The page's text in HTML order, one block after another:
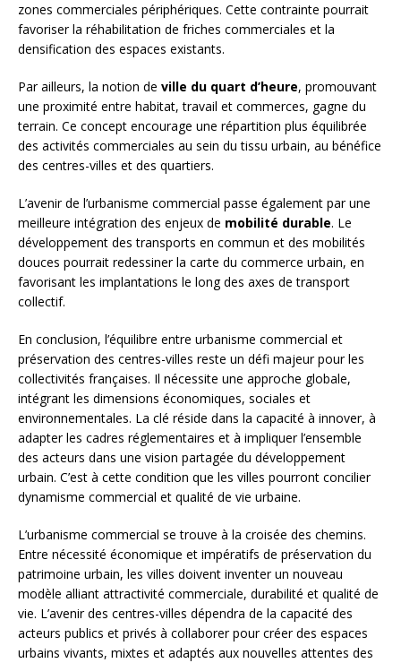
zones commerciales périphériques. Cette contrainte pourrait
favoriser la réhabilitation de friches commerciales et la
densification des espaces existants.
Par ailleurs, la notion de ville du quart d’heure, promouvant
une proximité entre habitat, travail et commerces, gagne du
terrain. Ce concept encourage une répartition plus équilibrée
des activités commerciales au sein du tissu urbain, au bénéfice
des centres-villes et des quartiers.
L’avenir de l’urbanisme commercial passe également par une
meilleure intégration des enjeux de mobilité durable. Le
développement des transports en commun et des mobilités
douces pourrait redessiner la carte du commerce urbain, en
favorisant les implantations le long des axes de transport
collectif.
En conclusion, l’équilibre entre urbanisme commercial et
préservation des centres-villes reste un défi majeur pour les
collectivités françaises. Il nécessite une approche globale,
intégrant les dimensions économiques, sociales et
environnementales. La clé réside dans la capacité à innover, à
adapter les cadres réglementaires et à impliquer l’ensemble
des acteurs dans une vision partagée du développement
urbain. C’est à cette condition que les villes pourront concilier
dynamisme commercial et qualité de vie urbaine.
L’urbanisme commercial se trouve à la croisée des chemins.
Entre nécessité économique et impératifs de préservation du
patrimoine urbain, les villes doivent inventer un nouveau
modèle alliant attractivité commerciale, durabilité et qualité de
vie. L’avenir des centres-villes dépendra de la capacité des
acteurs publics et privés à collaborer pour créer des espaces
urbains vivants, mixtes et adaptés aux nouvelles attentes des